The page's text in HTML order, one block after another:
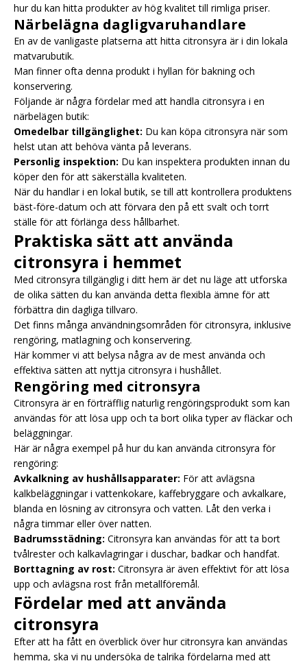
hur du kan hitta produkter av hög kvalitet till rimliga priser.
Närbelägna dagligvaruhandlare
En av de vanligaste platserna att hitta citronsyra är i din lokala
matvarubutik.
Man finner ofta denna produkt i hyllan för bakning och
konservering.
Följande är några fördelar med att handla citronsyra i en
närbelägen butik:
Omedelbar tillgänglighet: Du kan köpa citronsyra när som
helst utan att behöva vänta på leverans.
Personlig inspektion: Du kan inspektera produkten innan du
köper den för att säkerställa kvaliteten.
När du handlar i en lokal butik, se till att kontrollera produktens
bäst-före-datum och att förvara den på ett svalt och torrt
ställe för att förlänga dess hållbarhet.
Praktiska sätt att använda
citronsyra i hemmet
Med citronsyra tillgänglig i ditt hem är det nu läge att utforska
de olika sätten du kan använda detta flexibla ämne för att
förbättra din dagliga tillvaro.
Det finns många användningsområden för citronsyra, inklusive
rengöring, matlagning och konservering.
Här kommer vi att belysa några av de mest använda och
effektiva sätten att nyttja citronsyra i hushållet.
Rengöring med citronsyra
Citronsyra är en förträfflig naturlig rengöringsprodukt som kan
användas för att lösa upp och ta bort olika typer av fläckar och
beläggningar.
Här är några exempel på hur du kan använda citronsyra för
rengöring:
Avkalkning av hushållsapparater: För att avlägsna
kalkbeläggningar i vattenkokare, kaffebryggare och avkalkare,
blanda en lösning av citronsyra och vatten. Låt den verka i
några timmar eller över natten.
Badrumsstädning: Citronsyra kan användas för att ta bort
tvålrester och kalkavlagringar i duschar, badkar och handfat.
Borttagning av rost: Citronsyra är även effektivt för att lösa
upp och avlägsna rost från metallföremål.
Fördelar med att använda
citronsyra
Efter att ha fått en överblick över hur citronsyra kan användas
hemma, ska vi nu undersöka de talrika fördelarna med att